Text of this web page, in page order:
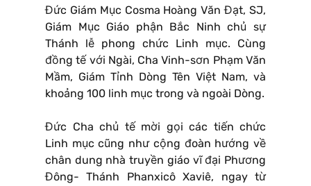
Đức Giám Mục Cosma Hoàng Văn Đạt, SJ,
Giám Mục Giáo phận Bắc Ninh chủ sự
Thánh lễ phong chức Linh mục. Cùng
đồng tế với Ngài, Cha Vinh-sơn Phạm Văn
Mầm, Giám Tỉnh Dòng Tên Việt Nam, và
khoảng 100 linh mục trong và ngoài Dòng.
Đức Cha chủ tế mời gọi các tiến chức
Linh mục cũng như cộng đoàn hướng về
chân dung nhà truyền giáo vĩ đại Phương
Đông- Thánh Phanxicô Xaviê, ngay từ